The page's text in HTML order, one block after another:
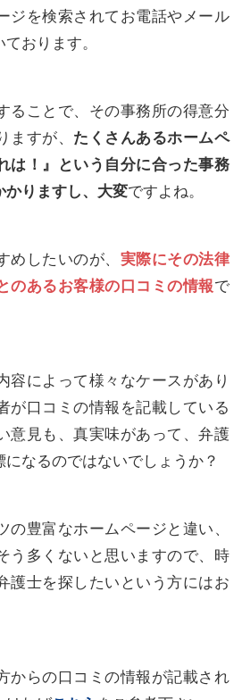
ジを検索されてお電話やメール
おります。
ることで、その事務所の得意分
すが、 たくさんあるホームペ
は！』という自分に合った事務
かりますし、大変ですよね。
したいのが、 実際にその法律
のあるお客様の口コミの情報で
容によって様々なケースがあり
が口コミの情報を記載している
意見も、真実味があって、弁護
なるのではないでしょうか？
豊富なホームページと違い、
う多くないと思いますので、時
護士を探したいという方にはお
からの口コミの情報が記載され